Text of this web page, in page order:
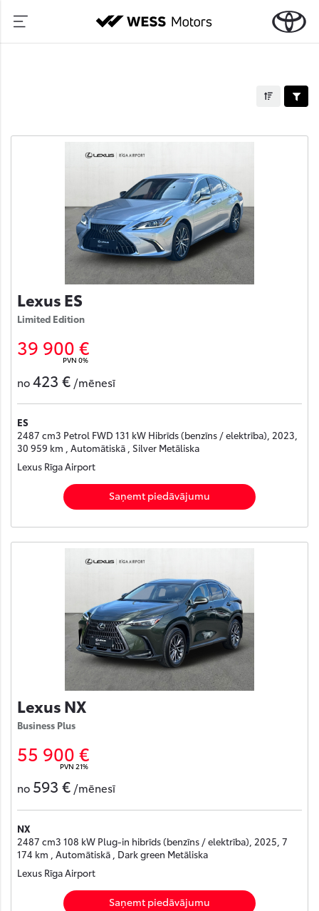
Lexus ES
Limited Edition
39 900 €
PVN 0%
no423 € /mēnesī
ES
2487 cm3 Petrol FWD 131 kW Hibrīds (benzīns / elektrība), 2023,
30 959 km , Automātiskā , Silver Metāliska
Lexus Rīga Airport
Saņemt piedāvājumu
Lexus NX
Business Plus
55 900 €
PVN 21%
no 593 € /mēnesī
NX
2487 cm3 108 kW Plug-in hibrīds (benzīns / elektrība), 2025, 7
174 km , Automātiskā , Dark green Metāliska
Lexus Rīga Airport
Saņemt piedāvājumu